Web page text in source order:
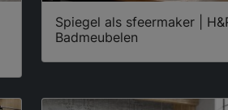
Spiegel als sfeermaker |
Badmeubelen